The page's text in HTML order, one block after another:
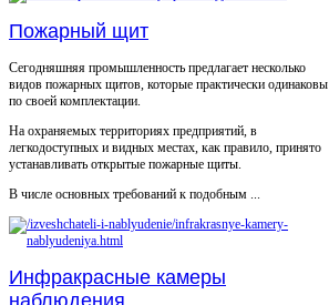
Пожарный щит
Сегодняшняя промышленность предлагает несколько
видов пожарных щитов, которые практически одинаковы
по своей комплектации.
На охраняемых территориях предприятий, в
легкодоступных и видных местах, как правило, принято
устанавливать открытые пожарные щиты.
В числе основных требований к подобным ...
Инфракрасные камеры